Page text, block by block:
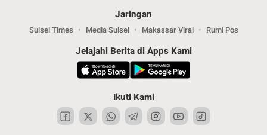
Jaringan
Sulsel Times Media Sulsel Makassar Viral Rumi Pos
Jelajahi Berita di Apps Kami
Ikuti Kami